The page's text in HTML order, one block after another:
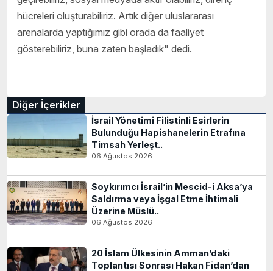
hücreleri oluşturabiliriz. Artık diğer uluslararası
arenalarda yaptığımız gibi orada da faaliyet
gösterebiliriz, buna zaten başladık" dedi.
Diğer İçerikler
İsrail Yönetimi Filistinli Esirlerin
Bulunduğu Hapishanelerin Etrafına
Timsah Yerleşt..
06 Ağustos 2026
Soykırımcı İsrail’in Mescid-i Aksa’ya
Saldırma veya İşgal Etme İhtimali
Üzerine Müslü..
06 Ağustos 2026
20 İslam Ülkesinin Amman’daki
Toplantısı Sonrası Hakan Fidan’dan